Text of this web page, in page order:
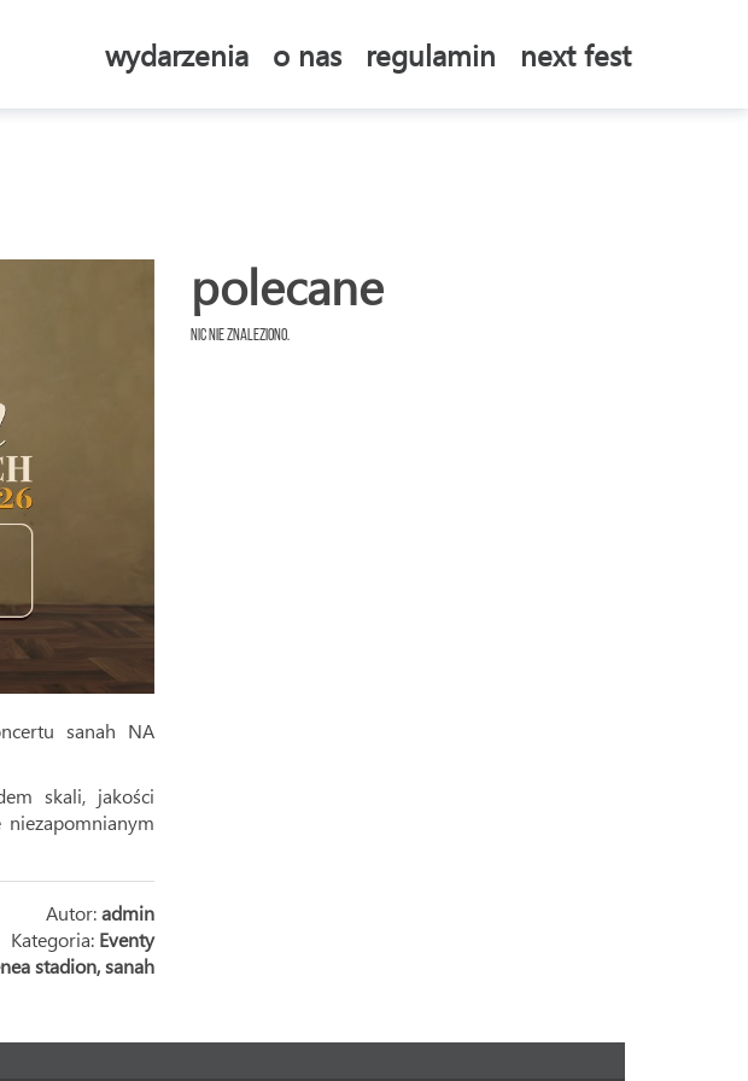
wydarzenia o nas regulamin next fest
sanah NA
skali, jakości
Autor:admin
Kategoria: Eventy
stadion,sanah
polecane
Nic nie znaleziono.